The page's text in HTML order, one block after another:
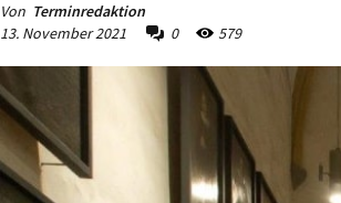
Von Terminredaktion
13. November 2021
0 579